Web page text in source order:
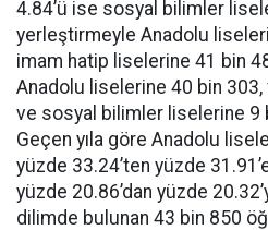
4.84’ü ise sosyal bilimler
yerleştirmeyle Anadolu
imam hatip liselerine 41 bin
Anadolu liselerine 40 bin
ve sosyal bilimler liselerine 9
Geçen yıla göre Anadolu
yüzde 33.24’ten yüzde
yüzde 20.86’dan yüzde
dilimde bulunan 43 bin 850